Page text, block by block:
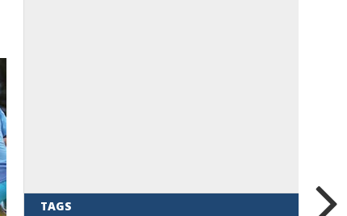
TAGS